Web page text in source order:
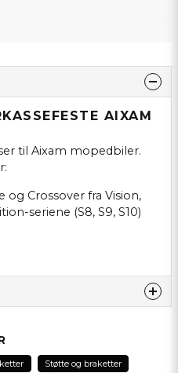
AIXAM
til Aixam mopedbiler.
og Crossover fra Vision,
seriene (S8, S9, S10)
Støtte og braketter